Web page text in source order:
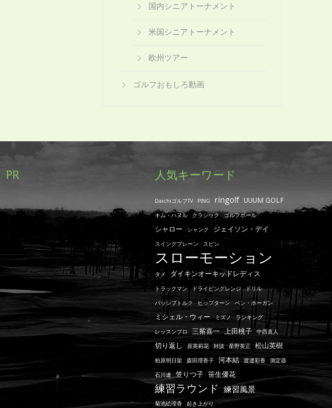
国内シニアトーナメント
米国シニアトーナメント
欧州ツアー
ゴルフおもしろ動画
PR 人気キーワード
DaichiゴルフTV PING ringolf UUUM GOLF
キム・ハヌル クラシック ゴルフボール
シャロー シャンク ジェイソン・デイ
スイングプレーン スピン
スローモーション
タメ ダイキンオーキッドレディス
トラックマン ドライビングレンジ ドリル
パッシブトルク ヒップターン ベン・ホーガン
ミシェル・ウィー ミズノ ランキング
レッスンプロ 三觜喜一 上田桃子 中西直人
切り返し 原英莉花 対談 星野英正 松山英樹
柏原明日架 森田理香子 河本結 渡邉彩香 測定器
石川遼 笠りつ子 笹生優花
練習ラウンド 練習風景
菊池絵理香 起き上がり